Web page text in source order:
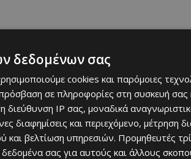
έως 1.600 μέτρων, ανοίγεται μπροστά
καταλήγει κοντά στην κορυφή του βουνού
της Μαδαρή. Από εκεί, οι επισκέπτες
που αγκαλιάζει μεγάλο μέρος του ορεινού
δεδομένων σας
cookies και παρόμοιες
σε πληροφορίες στη συσκευή σας
IP σας, μοναδικά
διαφημίσεις και περιεχόμενο, μέτρηση
και βελτίωση υπηρεσιών. Προμηθευτές
σας για αυτούς και άλλους